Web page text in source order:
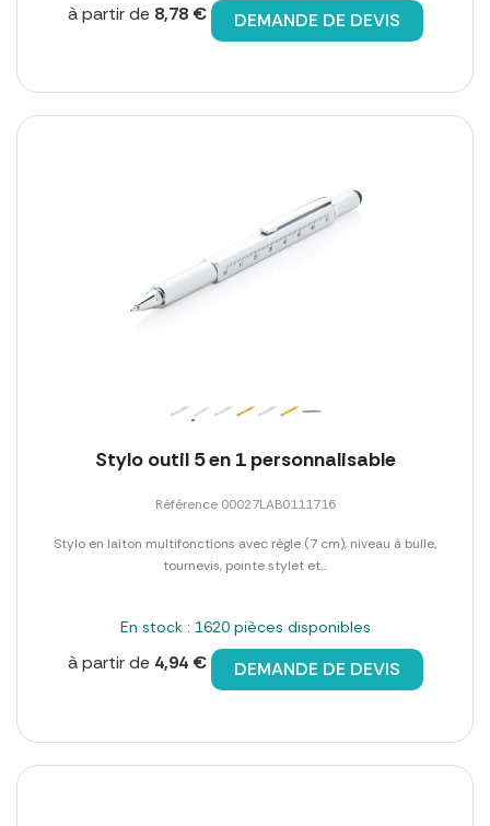
à partir de 8,78 € DEMANDE DE DEVIS
Stylo outil 5 en 1 personnalisable
Référence 00027LAB0111716
Stylo en laiton multifonctions avec règle (7 cm), niveau à bulle,
tournevis, pointe stylet et...
En stock : 1620 pièces disponibles
à partir de 4,94 € DEMANDE DE DEVIS